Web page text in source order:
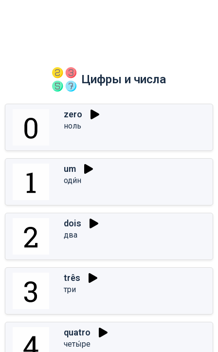
Цифры и числа
zero
ноль
um
оди́н
dois
два
três
три
quatro
четы́ре